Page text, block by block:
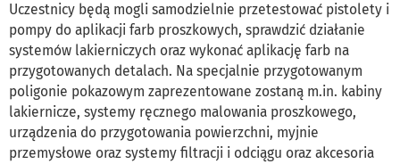
Uczestnicy będą mogli samodzielnie przetestować pistolety i
pompy do aplikacji farb proszkowych, sprawdzić działanie
systemów lakierniczych oraz wykonać aplikację farb na
przygotowanych detalach. Na specjalnie przygotowanym
poligonie pokazowym zaprezentowane zostaną m.in. kabiny
lakiernicze, systemy ręcznego malowania proszkowego,
urządzenia do przygotowania powierzchni, myjnie
przemysłowe oraz systemy filtracji i odciągu oraz akcesoria